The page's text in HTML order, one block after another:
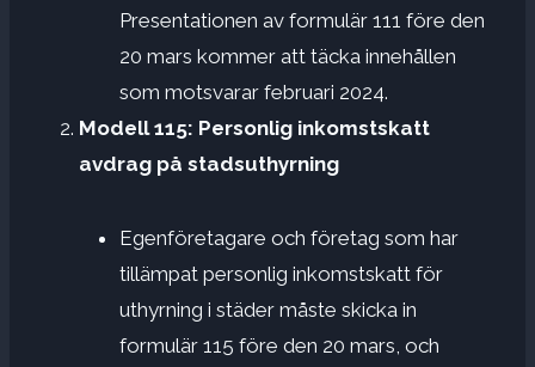
Presentationen av formulär 111 före den
20 mars kommer att täcka innehållen
som motsvarar februari 2024.
Modell 115: Personlig inkomstskatt
avdrag på stadsuthyrning
Egenföretagare och företag som har
tillämpat personlig inkomstskatt för
uthyrning i städer måste skicka in
formulär 115 före den 20 mars, och